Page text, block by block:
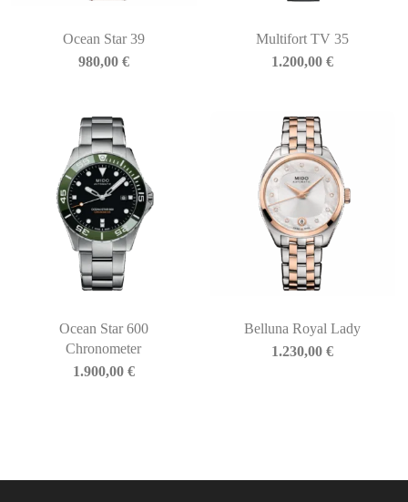
Ocean Star 39
980,00 €
Multifort TV 35
1.200,00€
Ocean Star 600
Chronometer
1.900,00 €
Belluna Royal Lady
1.230,00€